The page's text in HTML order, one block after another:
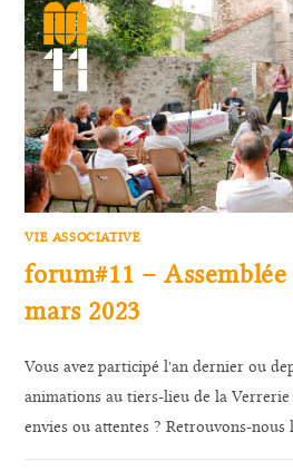
VIE ASSOCIATIVE
forum#11 –
mars 2023
Vous avez participé l'an dernier ou
animations au tiers-lieu de la Verrerie
envies ou attentes ? Retrouvons-nous